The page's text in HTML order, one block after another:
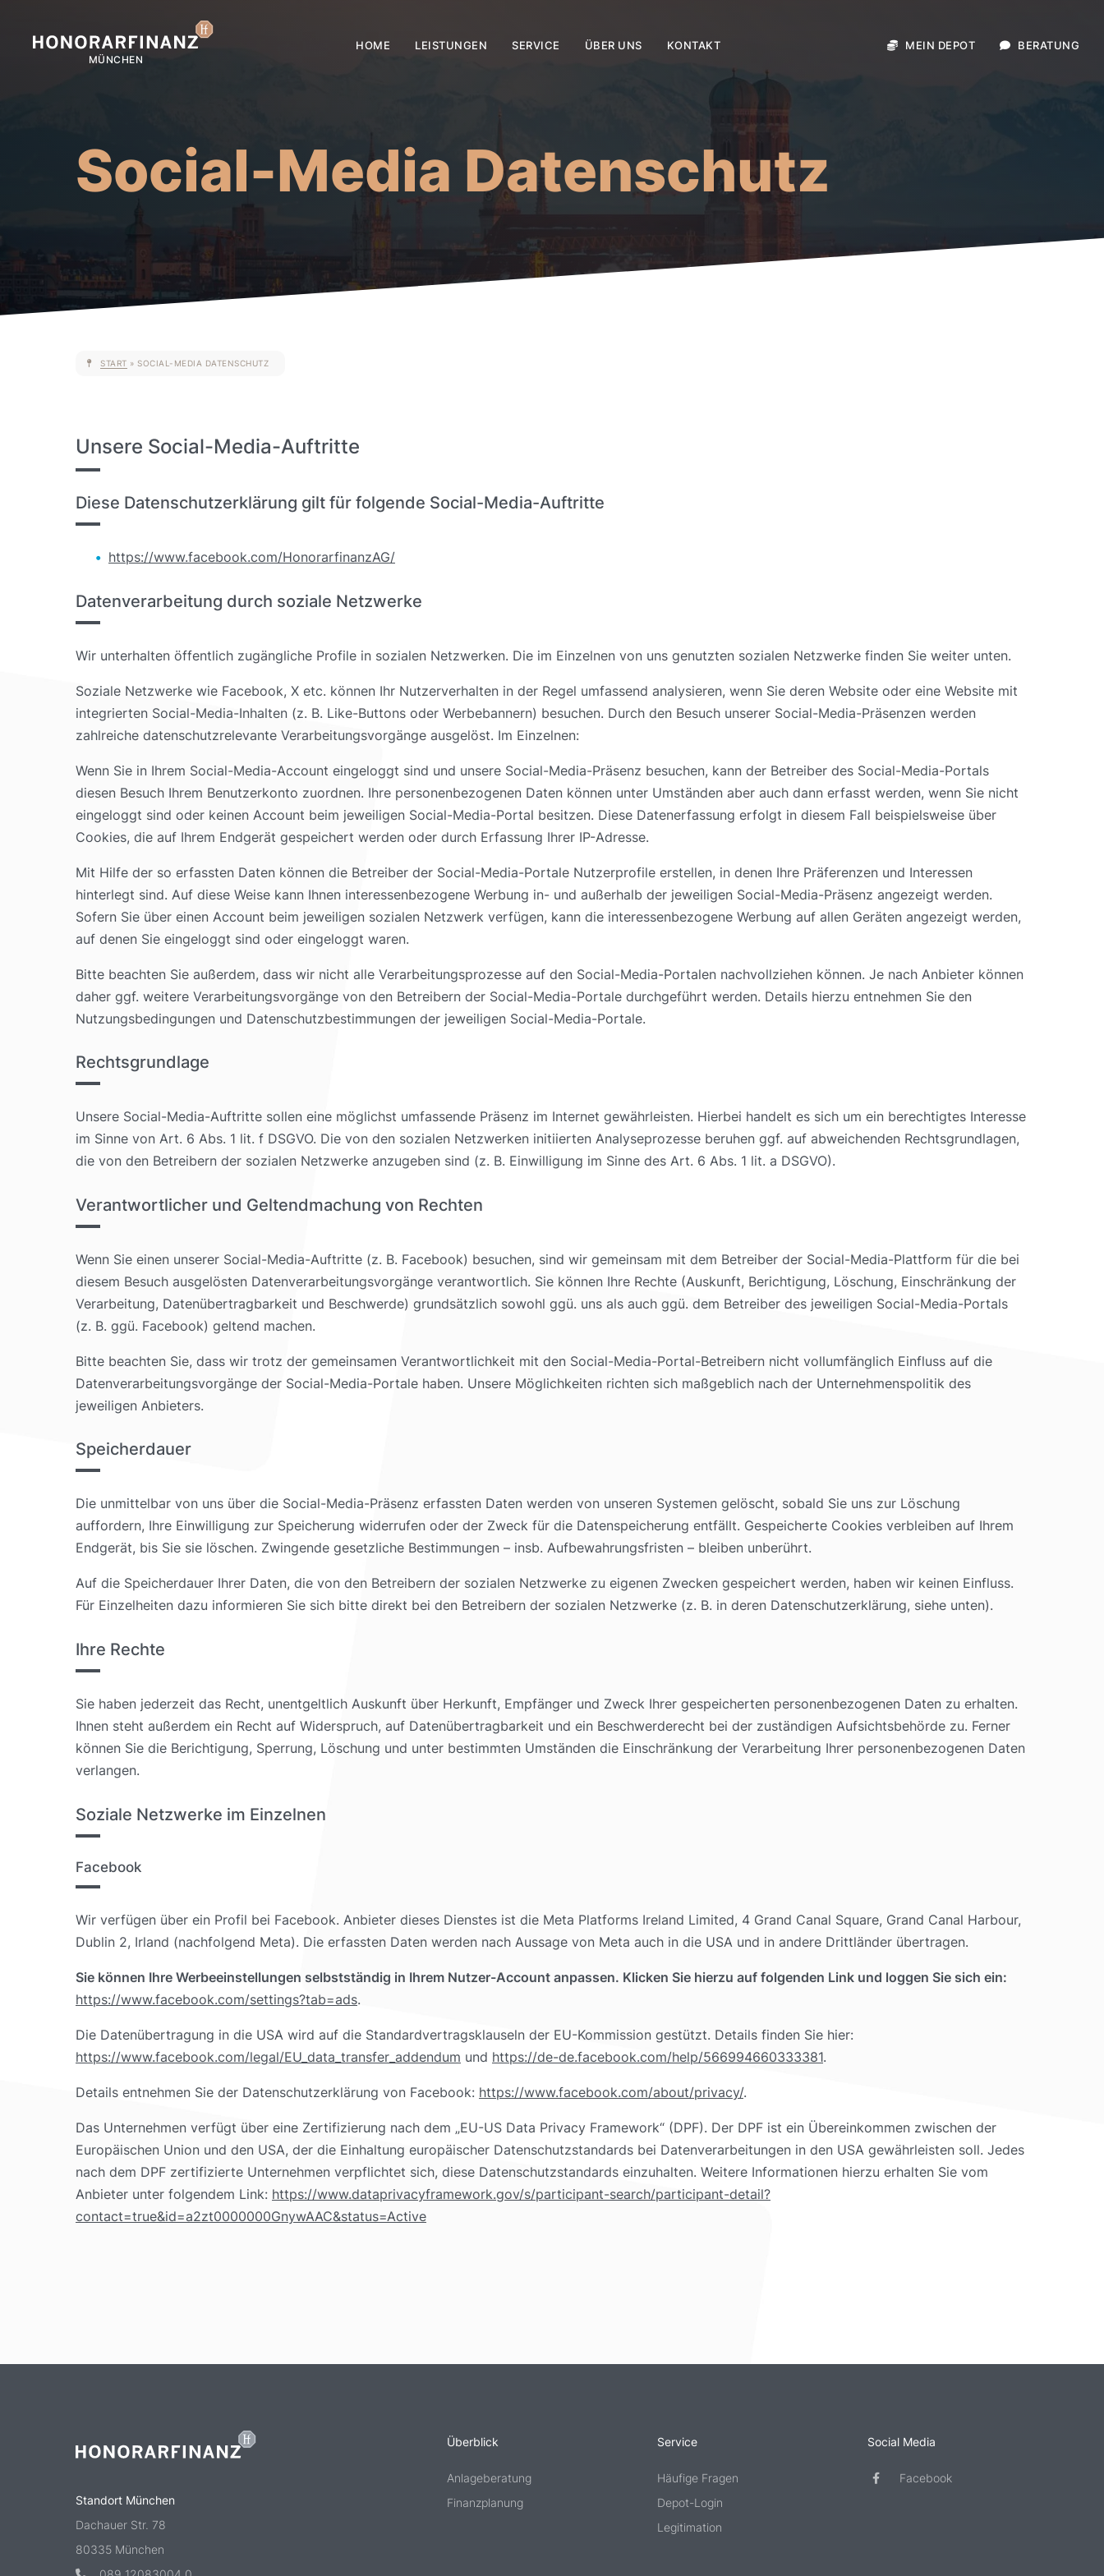
HOME LEISTUNGEN SERVICE ÜBER UNS KONTAKT MEIN DEPOT BERATUNG
Social-Media Datenschutz
START » SOCIAL-MEDIA DATENSCHUTZ
Unsere Social-Media-Auftritte
Diese Datenschutzerklärung gilt für folgende Social-Media-Auftritte
https://www.facebook.com/HonorarfinanzAG/
Datenverarbeitung durch soziale Netzwerke
Wir unterhalten öffentlich zugängliche Profile in sozialen Netzwerken. Die im Einzelnen von uns genutzten sozialen Netzwerke finden Sie weiter unten.
Soziale Netzwerke wie Facebook, X etc. können Ihr Nutzerverhalten in der Regel umfassend analysieren, wenn Sie deren Website oder eine Website mit
integrierten Social-Media-Inhalten (z. B. Like-Buttons oder Werbebannern) besuchen. Durch den Besuch unserer Social-Media-Präsenzen werden
zahlreiche datenschutzrelevante Verarbeitungsvorgänge ausgelöst. Im Einzelnen:
Wenn Sie in Ihrem Social-Media-Account eingeloggt sind und unsere Social-Media-Präsenz besuchen, kann der Betreiber des Social-Media-Portals
diesen Besuch Ihrem Benutzerkonto zuordnen. Ihre personenbezogenen Daten können unter Umständen aber auch dann erfasst werden, wenn Sie nicht
eingeloggt sind oder keinen Account beim jeweiligen Social-Media-Portal besitzen. Diese Datenerfassung erfolgt in diesem Fall beispielsweise über
Cookies, die auf Ihrem Endgerät gespeichert werden oder durch Erfassung Ihrer IP-Adresse.
Mit Hilfe der so erfassten Daten können die Betreiber der Social-Media-Portale Nutzerprofile erstellen, in denen Ihre Präferenzen und Interessen
hinterlegt sind. Auf diese Weise kann Ihnen interessenbezogene Werbung in- und außerhalb der jeweiligen Social-Media-Präsenz angezeigt werden.
Sofern Sie über einen Account beim jeweiligen sozialen Netzwerk verfügen, kann die interessenbezogene Werbung auf allen Geräten angezeigt werden,
auf denen Sie eingeloggt sind oder eingeloggt waren.
Bitte beachten Sie außerdem, dass wir nicht alle Verarbeitungsprozesse auf den Social-Media-Portalen nachvollziehen können. Je nach Anbieter können
daher ggf. weitere Verarbeitungsvorgänge von den Betreibern der Social-Media-Portale durchgeführt werden. Details hierzu entnehmen Sie den
Nutzungsbedingungen und Datenschutzbestimmungen der jeweiligen Social-Media-Portale.
Rechtsgrundlage
Unsere Social-Media-Auftritte sollen eine möglichst umfassende Präsenz im Internet gewährleisten. Hierbei handelt es sich um ein berechtigtes Interesse
im Sinne von Art. 6 Abs. 1 lit. f DSGVO. Die von den sozialen Netzwerken initiierten Analyseprozesse beruhen ggf. auf abweichenden Rechtsgrundlagen,
die von den Betreibern der sozialen Netzwerke anzugeben sind (z. B. Einwilligung im Sinne des Art. 6 Abs. 1 lit. a DSGVO).
Verantwortlicher und Geltendmachung von Rechten
Wenn Sie einen unserer Social-Media-Auftritte (z. B. Facebook) besuchen, sind wir gemeinsam mit dem Betreiber der Social-Media-Plattform für die bei
diesem Besuch ausgelösten Datenverarbeitungsvorgänge verantwortlich. Sie können Ihre Rechte (Auskunft, Berichtigung, Löschung, Einschränkung der
Verarbeitung, Datenübertragbarkeit und Beschwerde) grundsätzlich sowohl ggü. uns als auch ggü. dem Betreiber des jeweiligen Social-Media-Portals
(z. B. ggü. Facebook) geltend machen.
Bitte beachten Sie, dass wir trotz der gemeinsamen Verantwortlichkeit mit den Social-Media-Portal-Betreibern nicht vollumfänglich Einfluss auf die
Datenverarbeitungsvorgänge der Social-Media-Portale haben. Unsere Möglichkeiten richten sich maßgeblich nach der Unternehmenspolitik des
jeweiligen Anbieters.
Speicherdauer
Die unmittelbar von uns über die Social-Media-Präsenz erfassten Daten werden von unseren Systemen gelöscht, sobald Sie uns zur Löschung
auffordern, Ihre Einwilligung zur Speicherung widerrufen oder der Zweck für die Datenspeicherung entfällt. Gespeicherte Cookies verbleiben auf Ihrem
Endgerät, bis Sie sie löschen. Zwingende gesetzliche Bestimmungen – insb. Aufbewahrungsfristen – bleiben unberührt.
Auf die Speicherdauer Ihrer Daten, die von den Betreibern der sozialen Netzwerke zu eigenen Zwecken gespeichert werden, haben wir keinen Einfluss.
Für Einzelheiten dazu informieren Sie sich bitte direkt bei den Betreibern der sozialen Netzwerke (z. B. in deren Datenschutzerklärung, siehe unten).
Ihre Rechte
Sie haben jederzeit das Recht, unentgeltlich Auskunft über Herkunft, Empfänger und Zweck Ihrer gespeicherten personenbezogenen Daten zu erhalten.
Ihnen steht außerdem ein Recht auf Widerspruch, auf Datenübertragbarkeit und ein Beschwerderecht bei der zuständigen Aufsichtsbehörde zu. Ferner
können Sie die Berichtigung, Sperrung, Löschung und unter bestimmten Umständen die Einschränkung der Verarbeitung Ihrer personenbezogenen Daten
verlangen.
Soziale Netzwerke im Einzelnen
Facebook
Wir verfügen über ein Profil bei Facebook. Anbieter dieses Dienstes ist die Meta Platforms Ireland Limited, 4 Grand Canal Square, Grand Canal Harbour,
Dublin 2, Irland (nachfolgend Meta). Die erfassten Daten werden nach Aussage von Meta auch in die USA und in andere Drittländer übertragen.
Sie können Ihre Werbeeinstellungen selbstständig in Ihrem Nutzer-Account anpassen. Klicken Sie hierzu auf folgenden Link und loggen Sie sich ein:
https://www.facebook.com/settings?tab=ads.
Die Datenübertragung in die USA wird auf die Standardvertragsklauseln der EU-Kommission gestützt. Details finden Sie hier:
https://www.facebook.com/legal/EU_data_transfer_addendum und https://de-de.facebook.com/help/566994660333381.
Details entnehmen Sie der Datenschutzerklärung von Facebook: https://www.facebook.com/about/privacy/.
Das Unternehmen verfügt über eine Zertifizierung nach dem „EU-US Data Privacy Framework“ (DPF). Der DPF ist ein Übereinkommen zwischen der
Europäischen Union und den USA, der die Einhaltung europäischer Datenschutzstandards bei Datenverarbeitungen in den USA gewährleisten soll. Jedes
nach dem DPF zertifizierte Unternehmen verpflichtet sich, diese Datenschutzstandards einzuhalten. Weitere Informationen hierzu erhalten Sie vom
Anbieter unter folgendem Link: https://www.dataprivacyframework.gov/s/participant-search/participant-detail?
contact=true&id=a2zt0000000GnywAAC&status=Active
Standort München
Dachauer Str. 78
80335 München
Überblick
Anlageberatung
Finanzplanung
Service
Häufige Fragen
Depot-Login
Legitimation
Social Media
Facebook